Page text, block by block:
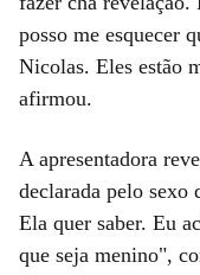
posso me esquecer
Nicolas. Eles estão
afirmou.
A apresentadora
declarada pelo sexo
Ela quer saber. Eu
que seja menino",